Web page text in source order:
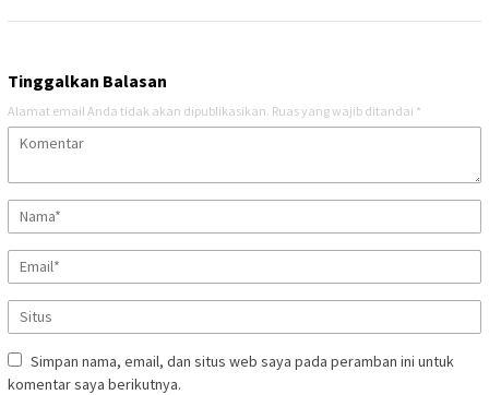
Tinggalkan Balasan
Alamat email Anda tidak akan dipublikasikan. Ruas yang wajib ditandai *
Simpan nama, email, dan situs web saya pada peramban ini untuk
komentar saya berikutnya.